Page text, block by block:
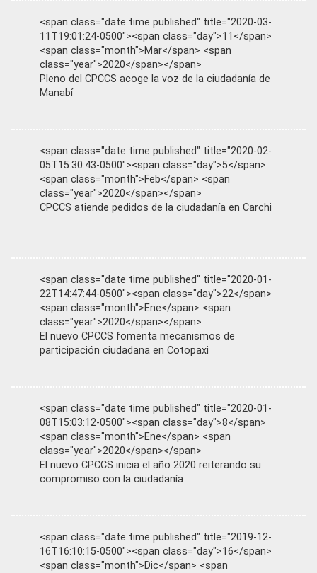
<span class="date time published" title="2020-03-
11T19:01:24-0500"><span class="day">11</span>
<span class="month">Mar</span> <span
class="year">2020</span></span>
Pleno del CPCCS acoge la voz de la ciudadanía de
Manabí
<span class="date time published" title="2020-02-
05T15:30:43-0500"><span class="day">5</span>
<span class="month">Feb</span> <span
class="year">2020</span></span>
CPCCS atiende pedidos de la ciudadanía en Carchi
<span class="date time published" title="2020-01-
22T14:47:44-0500"><span class="day">22</span>
<span class="month">Ene</span> <span
class="year">2020</span></span>
El nuevo CPCCS fomenta mecanismos de
participación ciudadana en Cotopaxi
<span class="date time published" title="2020-01-
08T15:03:12-0500"><span class="day">8</span>
<span class="month">Ene</span> <span
class="year">2020</span></span>
El nuevo CPCCS inicia el año 2020 reiterando su
compromiso con la ciudadanía
<span class="date time published" title="2019-12-
16T16:10:15-0500"><span class="day">16</span>
<span class="month">Dic</span> <span